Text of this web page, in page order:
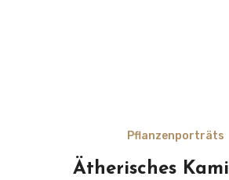
Pflanzenporträts
Ätherisches